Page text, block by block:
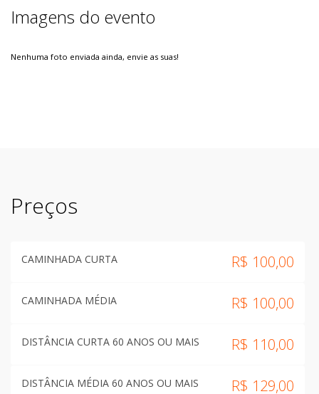
Imagens do evento
Nenhuma foto enviada ainda, envie as suas!
Preços
CAMINHADA CURTA R$ 100,00
CAMINHADA MÉDIA R$ 100,00
DISTÂNCIA CURTA 60 ANOS OU MAIS R$ 110,00
DISTÂNCIA MÉDIA 60 ANOS OU MAIS R$ 129,00